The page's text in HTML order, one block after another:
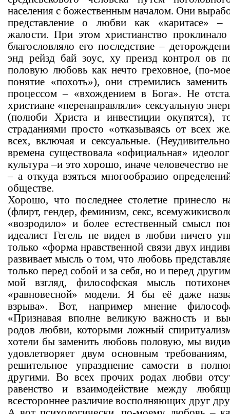
населения с божественным началом. Они
представление о любви как «каритасе» –
жалости. При этом христианство
благословляло его последствие –
энд рейзд бай зоус, ху преизд контрол ов
половую любовь как нечто греховное, (по-
понятие «похоть»), они стремились
процессом – «вхождением в Бога». Не
христиане «перенаправляли» сексуальную
(полюби Христа и инвестиции окупятся),
страданиями просто «отказываясь от всех
всех, включая и сексуальные.
времена существовала «официальная»
культура –и это хорошо, иначе человечество
– а откуда взяться многообразию
обществе.
Хорошо, что последнее столетие принесло
(флирт, гендер, феминизм, секс,
«возродило» и более естественный смысл
идеалист Гегель не видел в любви ничего
только «форма нравственной связи двух
развивает мысль о том, что любовь
только перед собой и за себя, но и перед
мой взгляд, философская мысль
«равновесной» модели. Я бы её даже
взрыва». Вот, например мнение
«Признавая вполне великую важность и
родов любви, которыми ложный
хотели бы заменить любовь половую, мы
удовлетворяет двум основным
решительное упразднение самости в
другими. Во всех прочих родах любви
равенство и взаимодействие между
всестороннее различие восполняющих друг